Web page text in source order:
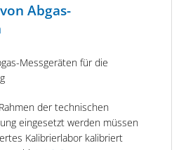
Abgas-
Messgeräten für die
der technischen
eingesetzt werden müssen
Kalibrierlabor kalibriert